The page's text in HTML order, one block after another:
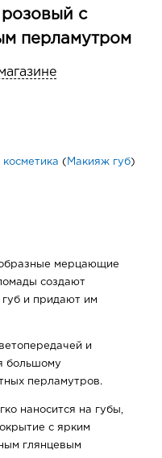
с
перламутром
( Макияж губ)
мерцающие
создают
и придают им
и
большому
перламутров.
наносится на губы,
с ярким
глянцевым